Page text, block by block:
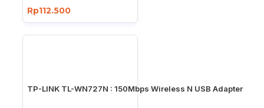
Rp112.500
TP-LINK TL-WN727N : 150Mbps Wireless N USB Adapter